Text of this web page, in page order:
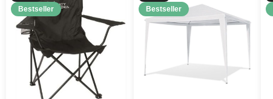
Bestseller
Bestseller